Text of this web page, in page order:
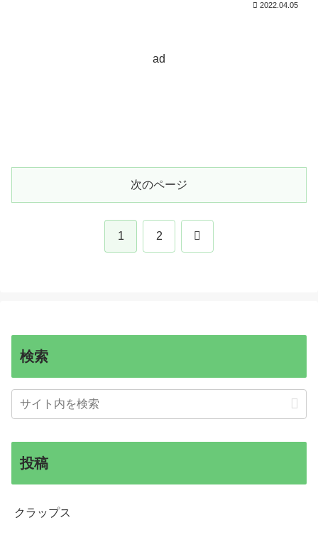
2022.04.05
ad
次のページ
1 2 次
検索
投稿
クラップス